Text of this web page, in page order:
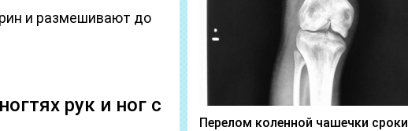
и размешивают до
рук и ног с
Перелом коленной чашечки сроки